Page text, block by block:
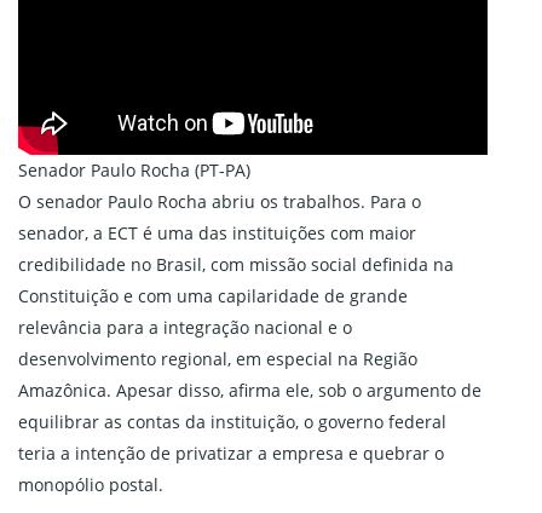
Senador Paulo Rocha (PT-PA)
O senador Paulo Rocha abriu os trabalhos. Para o
senador, a ECT é uma das instituições com maior
credibilidade no Brasil, com missão social definida na
Constituição e com uma capilaridade de grande
relevância para a integração nacional e o
desenvolvimento regional, em especial na Região
Amazônica. Apesar disso, afirma ele, sob o argumento de
equilibrar as contas da instituição, o governo federal
teria a intenção de privatizar a empresa e quebrar o
monopólio postal.